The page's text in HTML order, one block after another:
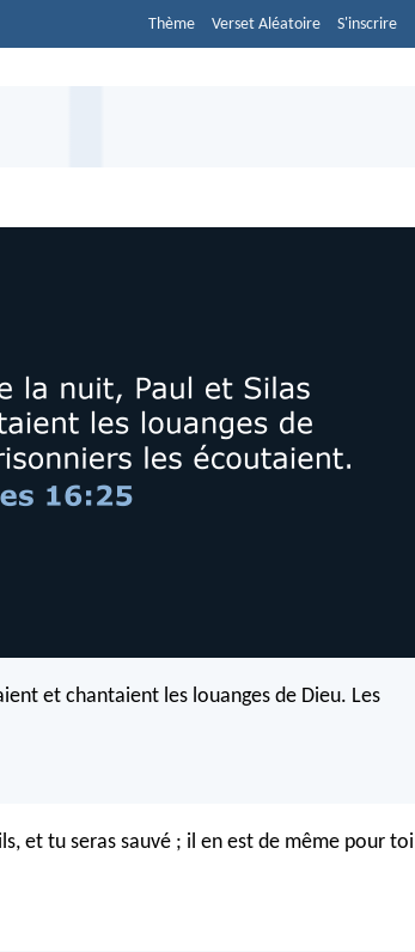
Thème Verset Aléatoire S'inscrire
et chantaient les louanges de Dieu. Les
et tu seras sauvé ; il en est de même pour toi